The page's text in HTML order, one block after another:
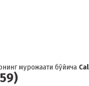
мурожаати бўйича